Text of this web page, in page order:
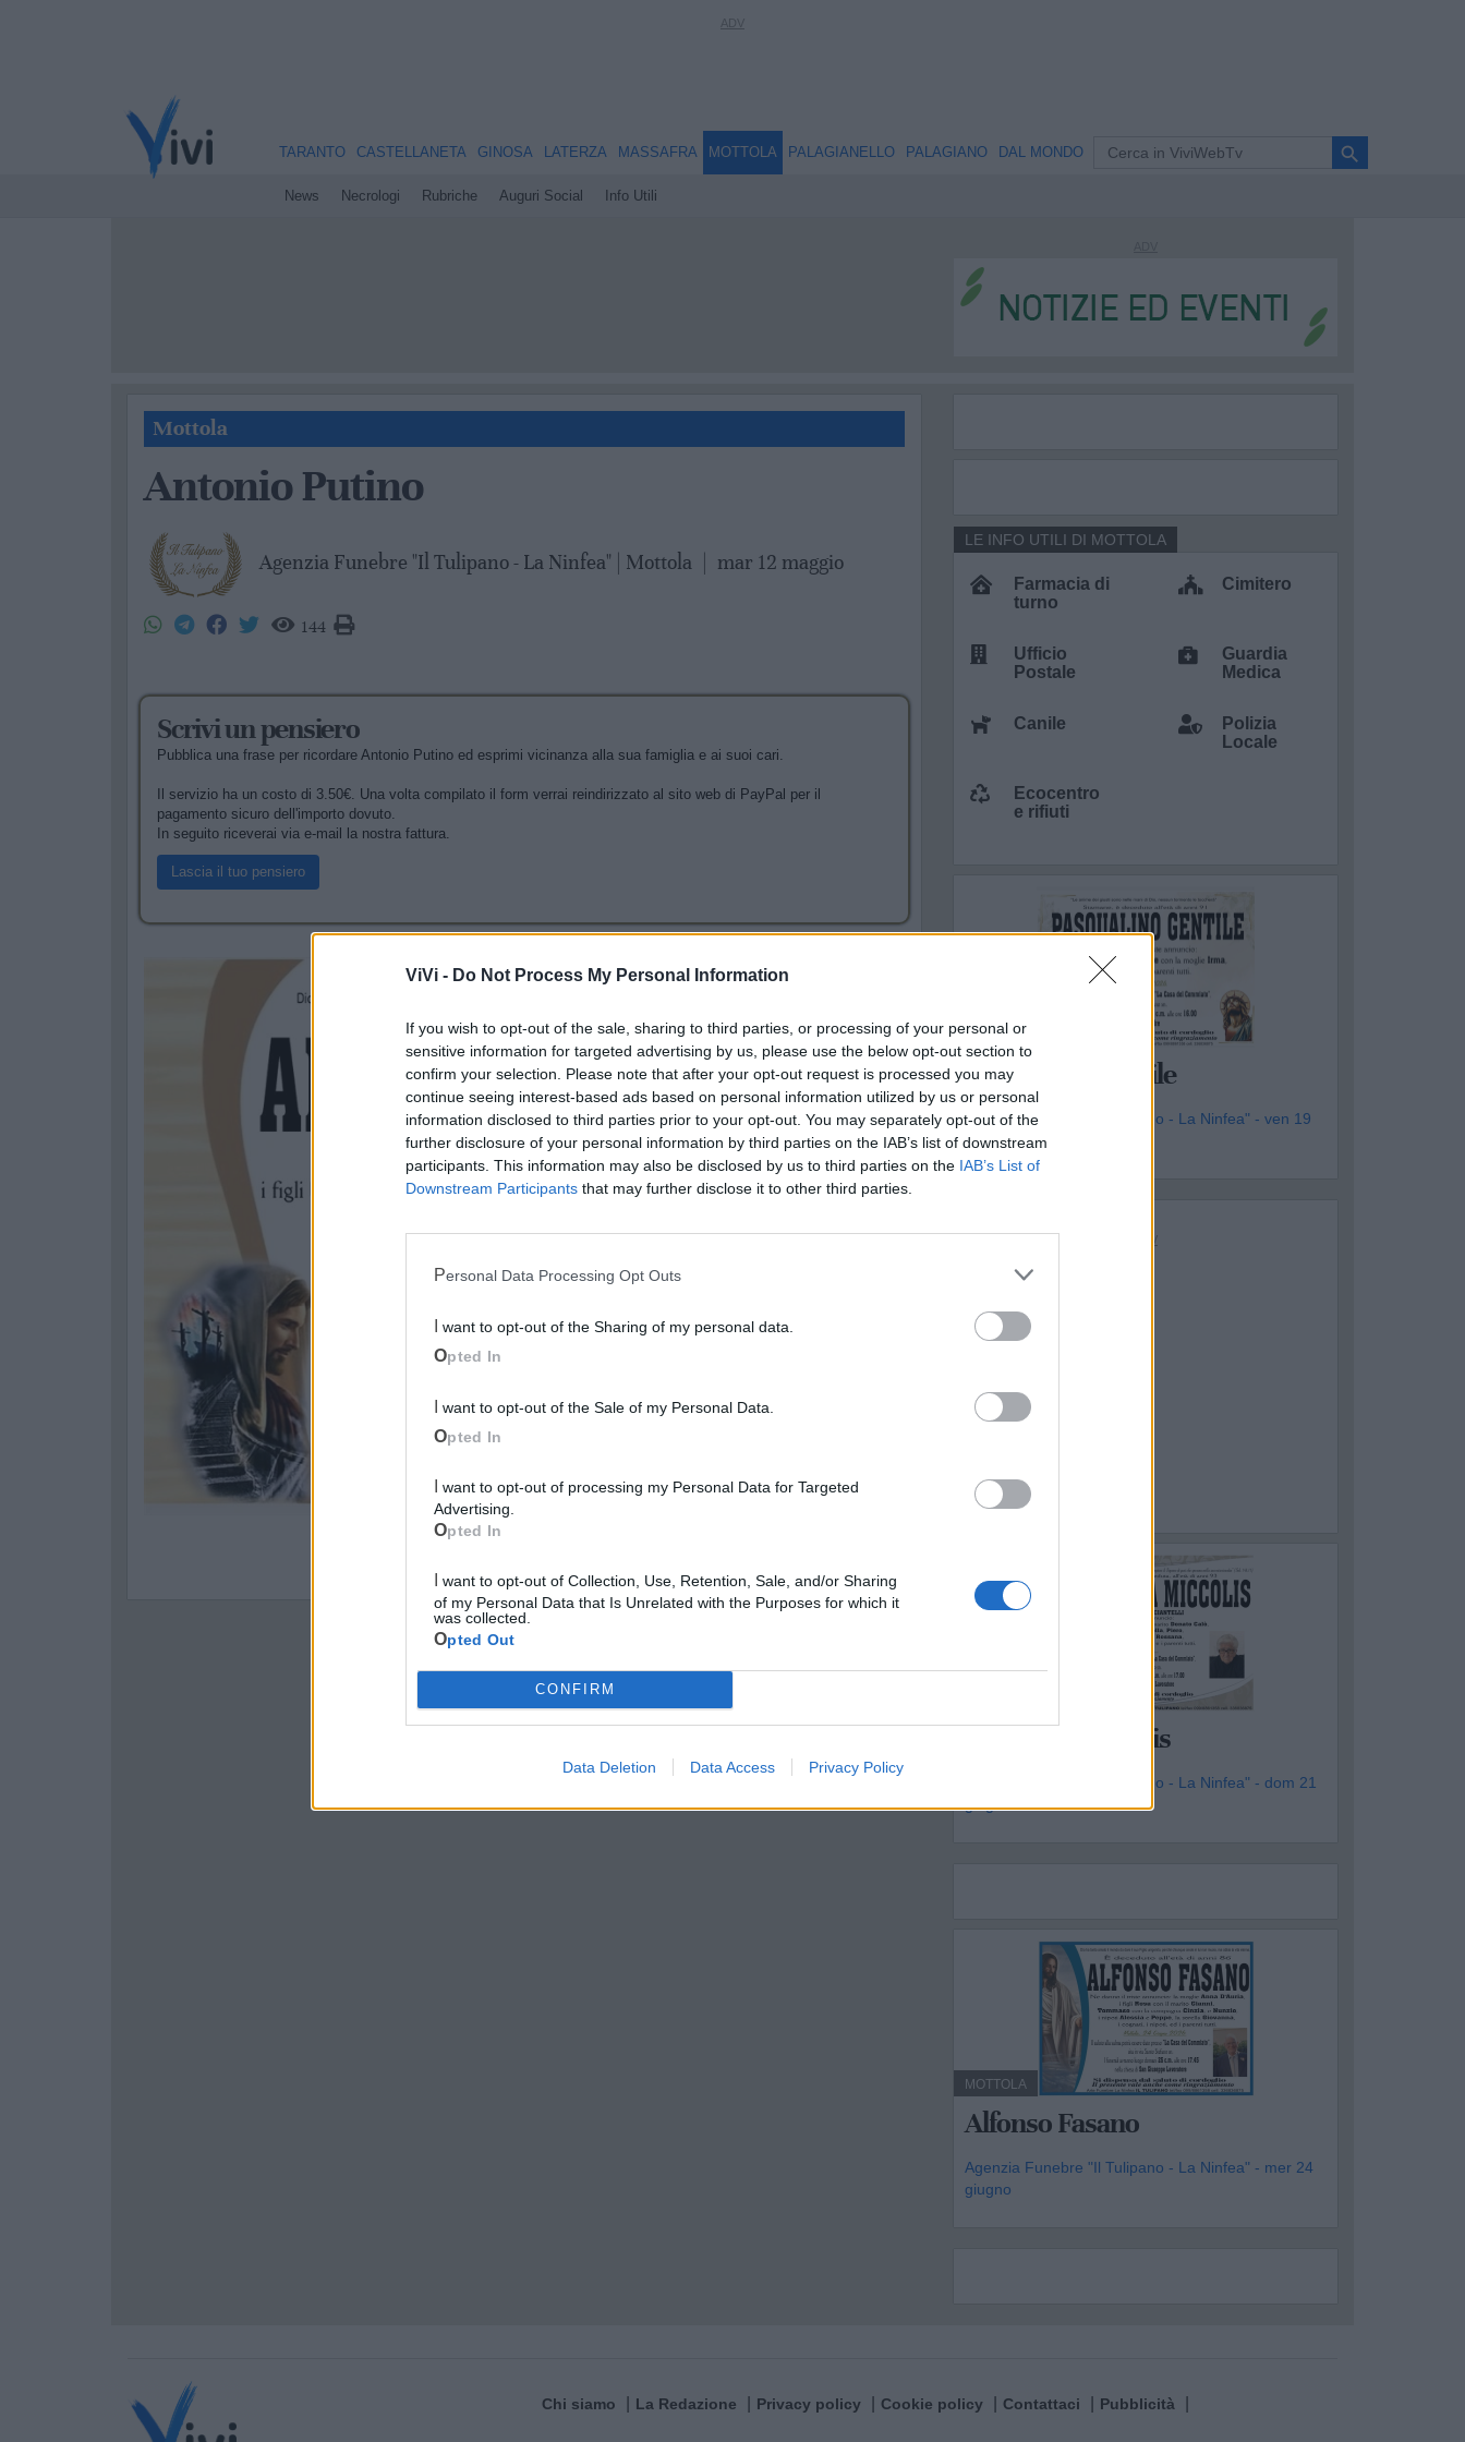
ViVi - Do Not Process My Personal Information
If you wish to opt-out of the sale, sharing to third parties, or processing of your personal or
sensitive information for targeted advertising by us, please use the below opt-out section to
confirm your selection. Please note that after your opt-out request is processed you may
continue seeing interest-based ads based on personal information utilized by us or personal
information disclosed to third parties prior to your opt-out. You may separately opt-out of the
further disclosure of your personal information by third parties on the IAB’s list of downstream
participants. This information may also be disclosed by us to third parties on the IAB’s List of
Downstream Participants that may further disclose it to other third parties.
Personal Data Processing Opt Outs
I want to opt-out of the Sharing of my personal data.
Opted In
I want to opt-out of the Sale of my Personal Data.
Opted In
Advertising.
Opted In
of my Personal Data that Is Unrelated with the Purposes for which it
was collected.
Opted Out
CONFIRM
Data Deletion Data Access Privacy Policy
TARANTO CASTELLANETA GINOSA LATERZA MASSAFRA MOTTOLA
News Necrologi Rubriche Auguri Social Info Utili
PALAGIANELLO PALAGIANO DAL MONDO search
Mottola
Antonio Putino
Agenzia Funebre "Il Tulipano - La Ninfea" | Mottola mar 12 maggio
144
Scrivi un pensiero
Pubblica una frase per ricordare Antonio Putino ed esprimi vicinanza alla sua famiglia e ai suoi cari.
Il servizio ha un costo di 3.50€. Una volta compilato il form verrai reindirizzato al sito web di PayPal per il
pagamento sicuro dell'importo dovuto.
In seguito riceverai via e-mail la nostra fattura.
Lascia il tuo pensiero
Farmacia di
turno
Cimitero
Ufficio
Postale
Guardia
Medica
Canile
Polizia
Locale
Ecocentro
e rifiuti
LE INFO UTILI DI MOTTOLA
MOTTOLA
Pasqualino Gentile
Agenzia Funebre "Il Tulipano - La Ninfea" - ven 19
giugno
Vincenza Miccolis
Agenzia Funebre "Il Tulipano - La Ninfea" - dom 21
giugno
MOTTOLA
Alfonso Fasano
Agenzia Funebre "Il Tulipano - La Ninfea" - mer 24
giugno
Chi siamo La Redazione Privacy policy Cookie policy Contattaci Pubblicità